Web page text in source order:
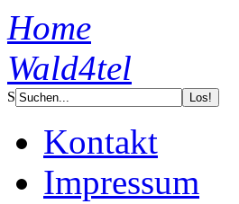
Home
Wald4tel
S
Kontakt
Impressum